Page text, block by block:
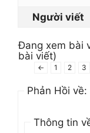
Người viết
Đang xem bài
bài viết)
← 1 2 3
Phản Hồi về:
Thông tin